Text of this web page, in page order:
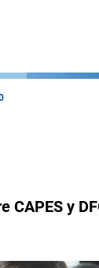
CAPES y